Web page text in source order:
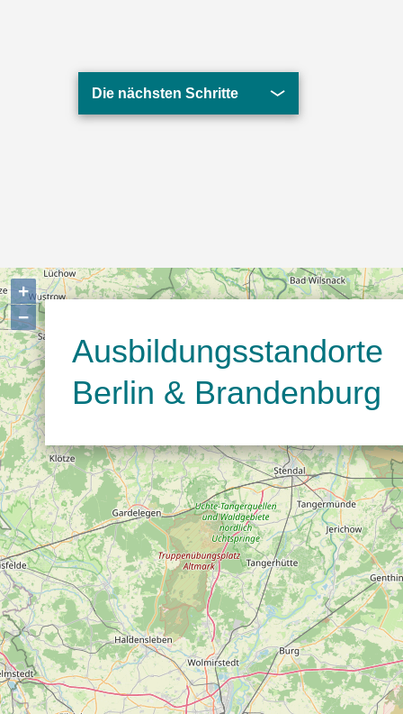
Die nächsten Schritte
Ausbildungsstandorte
Berlin & Brandenburg
+
−